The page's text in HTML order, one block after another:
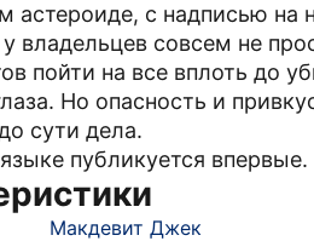
астероиде, с надписью на
владельцев совсем не
пойти на все вплоть до
Но опасность и
сути дела.
публикуется впервые.
Макдевит Джек